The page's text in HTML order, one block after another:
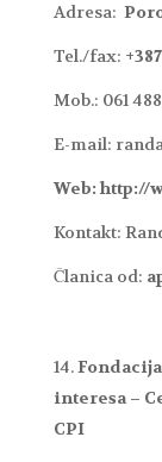
Adresa:
Tel./fax: +387
Mob.: 061
E-mail:
Web: http://
Kontakt:
Članica od:
interesa –
CPI